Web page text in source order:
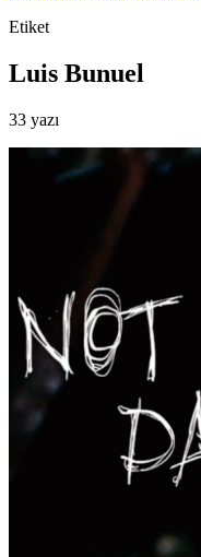
Etiket
Luis Bunuel
33 yazı